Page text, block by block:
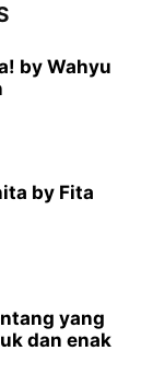
by Wahyu
by Fita
yang
dan enak